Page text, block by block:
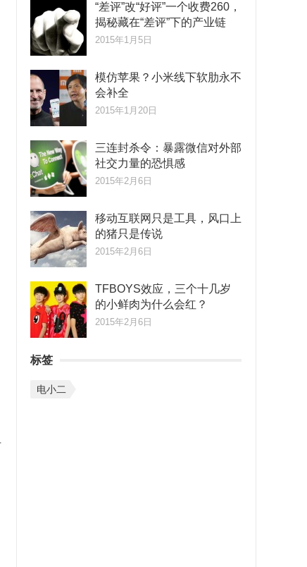
“差评”改“好评”一个收费260，
揭秘藏在“差评”下的产业链
2015年1月5日
模仿苹果？小米线下软肋永不
会补全
2015年1月20日
三连封杀令：暴露微信对外部
社交力量的恐惧感
2015年2月6日
移动互联网只是工具，风口上
的猪只是传说
2015年2月6日
TFBOYS效应，三个十几岁
的小鲜肉为什么会红？
2015年2月6日
标签
电小二